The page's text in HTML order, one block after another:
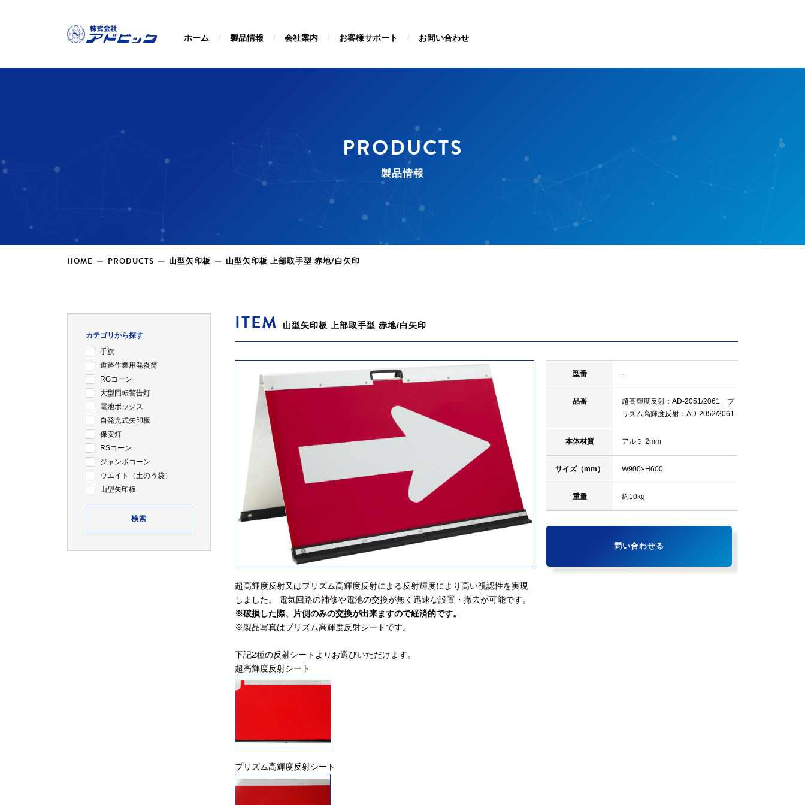
ホーム 製品情報 会社案内 お客様サポート お問い合わせ
PRODUCTS
製品情報
HOME PRODUCTS 山型矢印板 山型矢印板 上部取手型 赤地/白矢印
ITEM 山型矢印板 上部取手型 赤地/白矢印
超高輝度反射又はプリズム高輝度反射による反射輝度により高い視認性を実現
しました。 電気回路の補修や電池の交換が無く迅速な設置・撤去が可能です。
※破損した際、片側のみの交換が出来ますので経済的です。
※製品写真はプリズム高輝度反射シートです。
下記2種の反射シートよりお選びいただけます。
超高輝度反射シート
プリズム高輝度反射シート
型番 -
品番
超高輝度反射：AD-2051/2061 プ
リズム高輝度反射：AD-2052/2061
本体材質 アルミ 2mm
サイズ（mm） W900×H600
重量 約10kg
問い合わせる
カテゴリから探す
手旗
道路作業用発炎筒
RGコーン
大型回転警告灯
電池ボックス
自発光式矢印板
保安灯
RSコーン
ジャンボコーン
ウエイト（土のう袋）
山型矢印板
検索